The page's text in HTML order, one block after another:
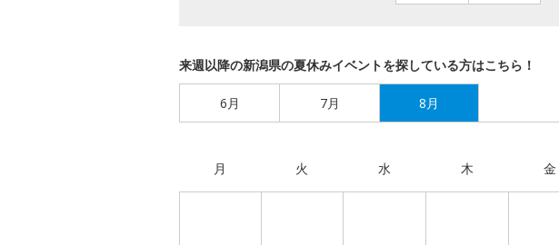
来週以降の新潟県の夏休みイベントを探している方はこちら！
6月 7月 8月
月 火 水 木 金